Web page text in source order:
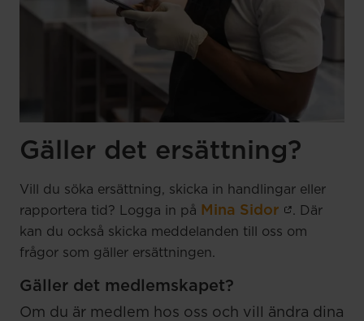
Gäller det ersättning?
Vill du söka ersättning, skicka in handlingar eller
rapportera tid? Logga in på
Mina Sidor
. Där
kan du också skicka meddelanden till oss om
frågor som gäller ersättningen.
Gäller det medlemskapet?
Om du är medlem hos oss och vill ändra dina